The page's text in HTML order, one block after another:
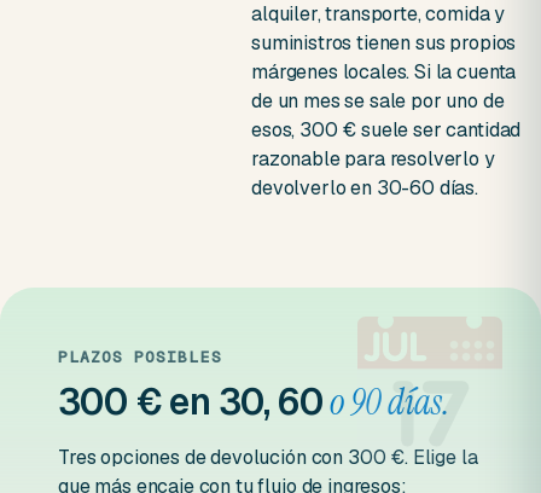
alquiler, transporte, comida y
suministros tienen sus propios
márgenes locales. Si la cuenta
de un mes se sale por uno de
esos, 300 € suele ser cantidad
razonable para resolverlo y
devolverlo en 30-60 días.
PLAZOS POSIBLES
300 € en 30, 60o 90 días.
Tres opciones de devolución con 300 €. Elige la
que más encaje con tu flujo de ingresos: